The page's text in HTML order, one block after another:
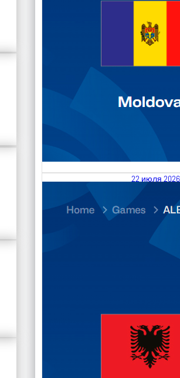
22 июля 2026
Division C
Читать